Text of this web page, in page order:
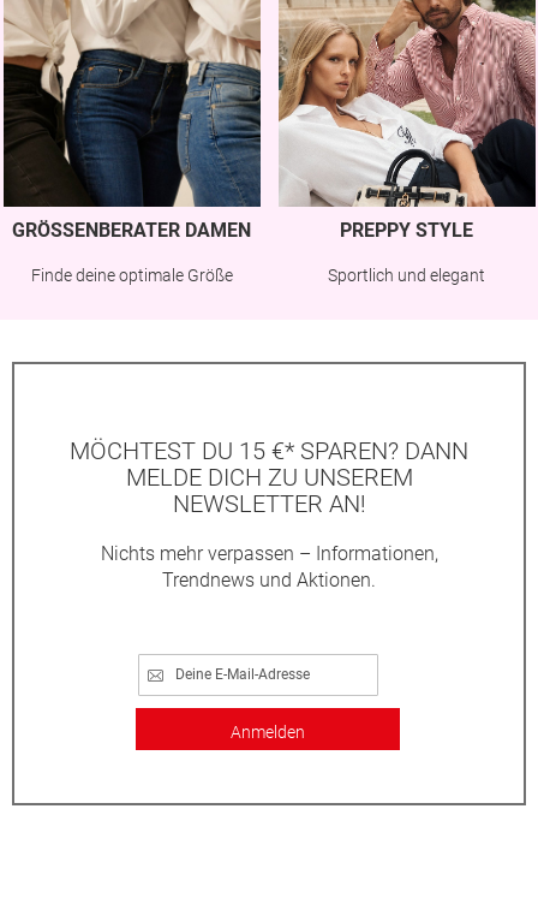
GRÖSSENBERATER DAMEN
Finde deine optimale Größe
PREPPY STYLE
Sportlich und elegant
MÖCHTEST DU 15 €* SPAREN? DANN
MELDE DICH ZU UNSEREM
NEWSLETTER AN!
Nichts mehr verpassen – Informationen,
Trendnews und Aktionen.
Anmelden